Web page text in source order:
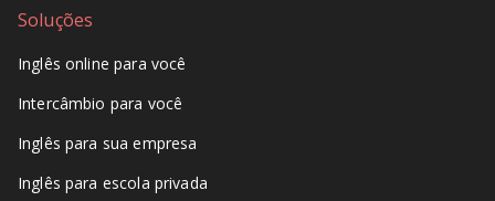
Soluções
Inglês online para você
Intercâmbio para você
Inglês para sua empresa
Inglês para escola privada